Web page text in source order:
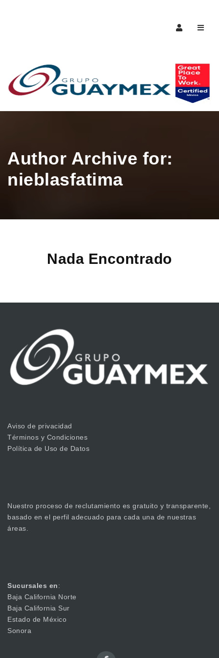
Author Archive for:
nieblasfatima
Nada Encontrado
Aviso de privacidad
Términos y Condiciones
Política de Uso de Datos
Nuestro proceso de reclutamiento es gratuito y transparente,
basado en el perfil adecuado para cada una de nuestras
áreas.
Sucursales en:
Baja California Norte
Baja California Sur
Estado de México
Sonora